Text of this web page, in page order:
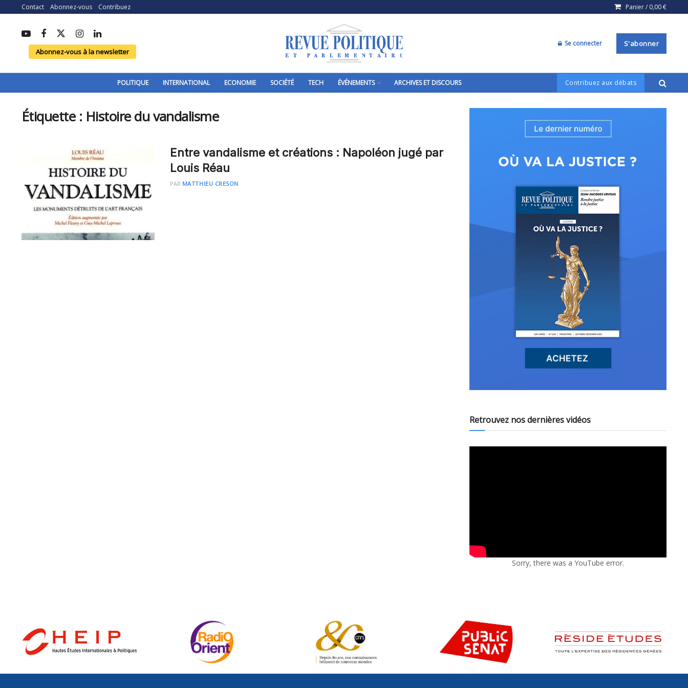
Contact Abonnez-vous Contribuez Panier / 0,00€
Abonnez-vous à la newsletter
Se connecter S'abonner
POLITIQUE INTERNATIONAL ECONOMIE SOCIÉTÉ TECH ÉVÉNEMENTS ARCHIVES ET DISCOURS Contribuez aux débats
Étiquette : Histoire du vandalisme
Entre vandalisme et créations : Napoléon jugé par
Louis Réau
PAR MATTHIEU CRESON
Retrouvez nos dernières vidéos
Sorry, there was a YouTube error.